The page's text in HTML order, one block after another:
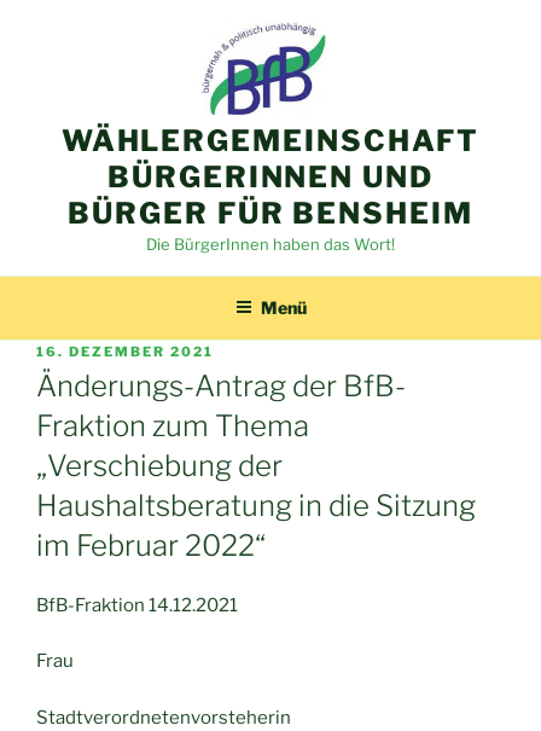
WÄHLERGEMEINSCHAFT
BÜRGERINNEN UND
BÜRGER FÜR BENSHEIM
Die BürgerInnen haben das Wort!
Menü
VERÖFFENTLICHT
AM
16. DEZEMBER 2021
Änderungs-Antrag der BfB-
Fraktion zum Thema
„Verschiebung der
Haushaltsberatung in die Sitzung
im Februar 2022“
BfB-Fraktion 14.12.2021
Frau
Stadtverordnetenvorsteherin